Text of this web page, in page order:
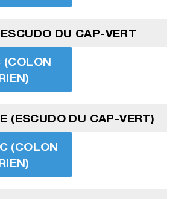
DU CAP-VERT
(COLON
(ESCUDO DU CAP-VERT)
(COLON